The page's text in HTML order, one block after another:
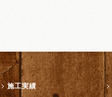
施工実績